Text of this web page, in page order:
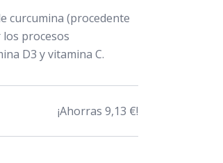
curcumina (procedente
procesos
D3 y vitamina C.
¡Ahorras 9,13 €!